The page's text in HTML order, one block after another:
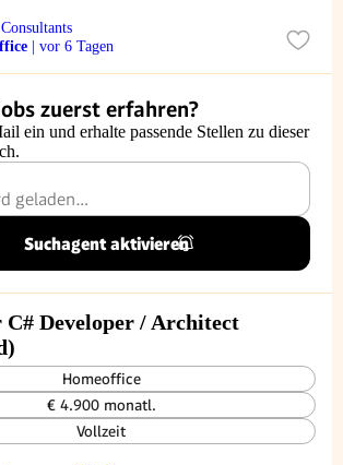
| vor 6 Tagen
zuerst erfahren?
ein und erhalte passende Stellen zu dieser
Suchagent aktivieren
C# Developer / Architect
Homeoffice
€ 4.900 monatl.
Vollzeit